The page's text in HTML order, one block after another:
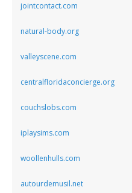
jointcontact.com
natural-body.org
valleyscene.com
centralfloridaconcierge.org
couchslobs.com
iplaysims.com
woollenhulls.com
autourdemusil.net